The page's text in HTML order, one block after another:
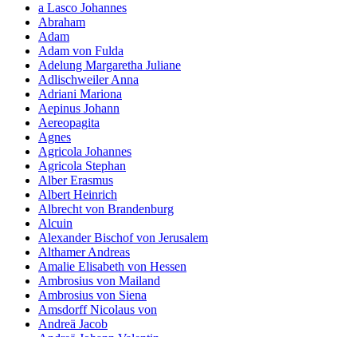
a Lasco Johannes
Abraham
Adam
Adam von Fulda
Adelung Margaretha Juliane
Adlischweiler Anna
Adriani Mariona
Aepinus Johann
Aereopagita
Agnes
Agricola Johannes
Agricola Stephan
Alber Erasmus
Albert Heinrich
Albrecht von Brandenburg
Alcuin
Alexander Bischof von Jerusalem
Althamer Andreas
Amalie Elisabeth von Hessen
Ambrosius von Mailand
Ambrosius von Siena
Amsdorff Nicolaus von
Andreä Jacob